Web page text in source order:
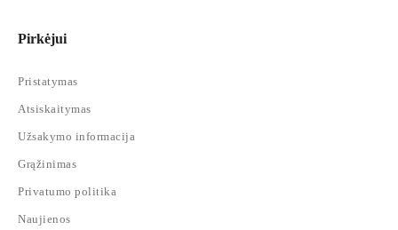
Pirkėjui
Pristatymas
Atsiskaitymas
Užsakymo informacija
Grąžinimas
Privatumo politika
Naujienos